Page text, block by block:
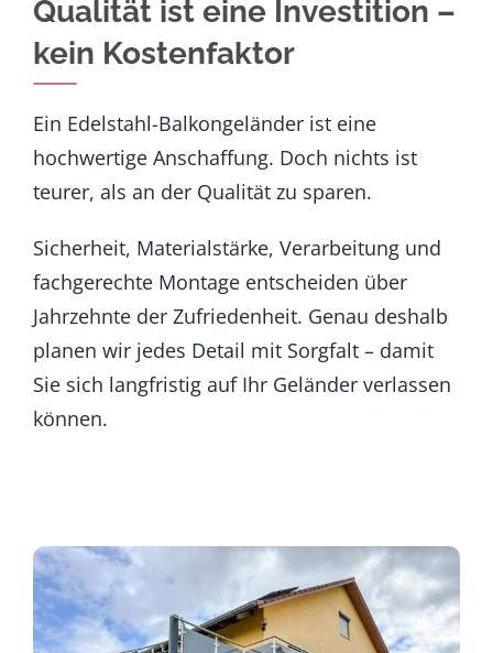
Qualität ist eine Investition –
kein Kostenfaktor
Ein Edelstahl-Balkongeländer ist eine
hochwertige Anschaffung. Doch nichts ist
teurer, als an der Qualität zu sparen.
Sicherheit, Materialstärke, Verarbeitung und
fachgerechte Montage entscheiden über
Jahrzehnte der Zufriedenheit. Genau deshalb
planen wir jedes Detail mit Sorgfalt – damit
Sie sich langfristig auf Ihr Geländer verlassen
können.